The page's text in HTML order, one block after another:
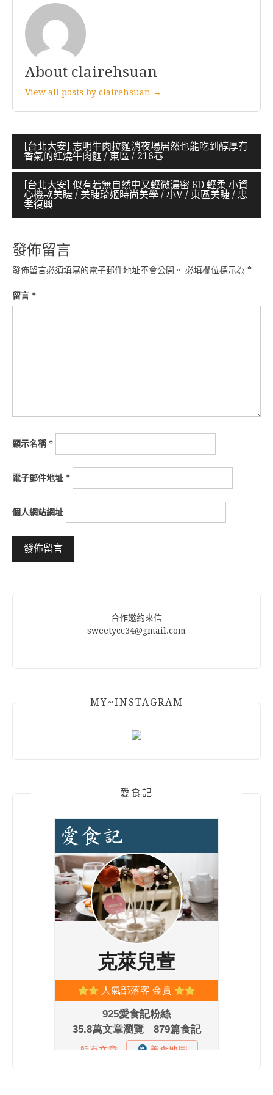
About clairehsuan
View all posts by clairehsuan →
文
章
導
覽
[台北大安] 志明牛肉拉麵消夜場居然也能吃到醇厚有
香氣的紅燒牛肉麵 / 東區 / 216巷
[台北大安] 似有若無自然中又輕微濃密 6D 輕柔 小資
心機款美睫 / 美睫琦姬時尚美學 / 小V / 東區美睫 / 忠
孝復興
發佈留言
發佈留言必須填寫的電子郵件地址不會公開。 必填欄位標示為 *
留言 *
顯示名稱*
電子郵件地址 *
個人網站網址
合作邀約來信
sweetycc34@gmail.com
MY~INSTAGRAM
愛食記